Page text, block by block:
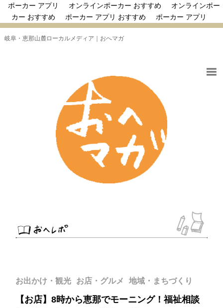
ポーカー アプリ オンラインポーカー おすすめ
オンラインポー
カー おすすめ
ポーカー アプリ おすすめ ポーカー アプリ
岐阜・恵那山麓ローカルメディア｜おへマガ
お出かけ・観光 お店・グルメ 地域・まちづくり
【お店】8時から恵那でモーニング！福祉相談